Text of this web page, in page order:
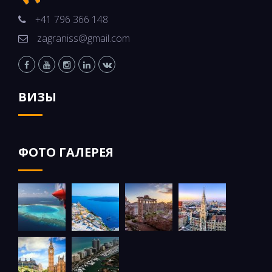
+41 796 366 148
zagraniss@gmail.com
ВИЗЫ
ФОТО ГАЛЕРЕЯ